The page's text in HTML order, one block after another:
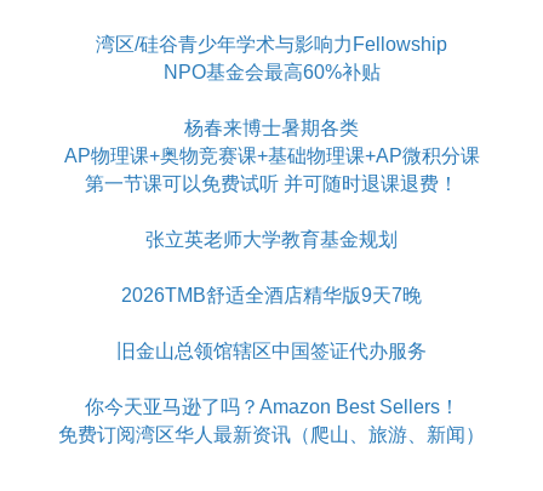
湾区/硅谷青少年学术与影响力Fellowship
NPO基金会最高60%补贴
杨春来博士暑期各类
AP物理课+奥物竞赛课+基础物理课+AP微积分课
第一节课可以免费试听 并可随时退课退费！
张立英老师大学教育基金规划
2026TMB舒适全酒店精华版9天7晚
旧金山总领馆辖区中国签证代办服务
你今天亚马逊了吗？Amazon Best Sellers！
免费订阅湾区华人最新资讯（爬山、旅游、新闻）